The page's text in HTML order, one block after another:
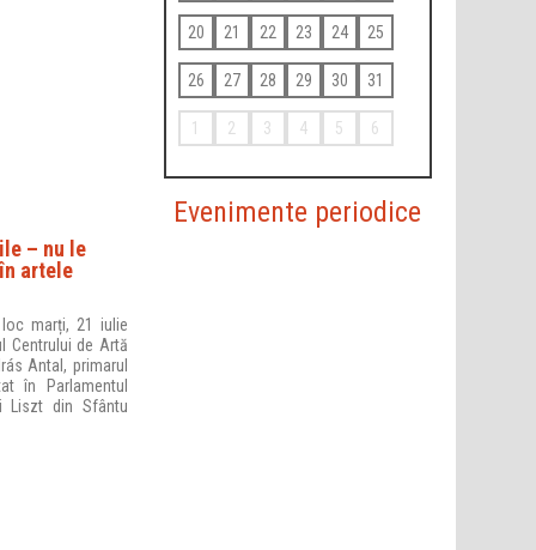
– nu le
artele
marți, 21 iulie
Centrului de Artă
Antal, primarul
în Parlamentul
Liszt din Sfântu
20 21 22 23 24 25
26 27 28 29 30 31
1 2 3 4 5 6
Evenimente periodice